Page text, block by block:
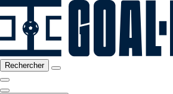
Rechercher